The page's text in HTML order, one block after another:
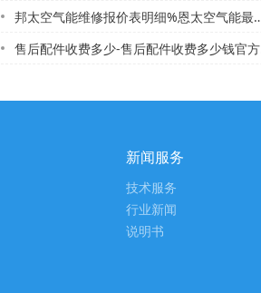
邦太空气能维修报价表明细%恩太空气能最新发布
售后配件收费多少-售后配件收费多少钱官方提供
新闻服务
技术服务
行业新闻
说明书